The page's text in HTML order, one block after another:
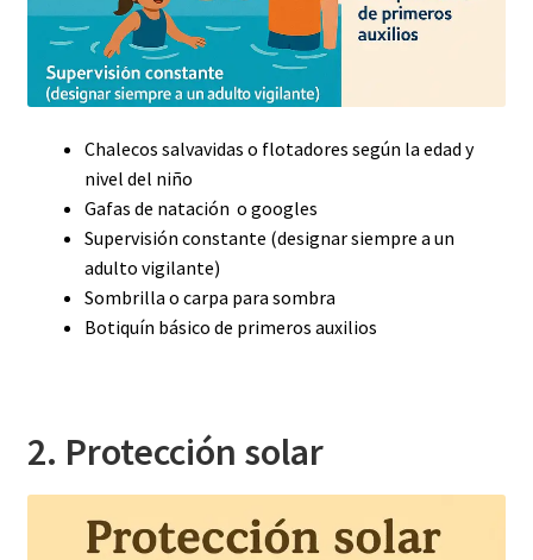
Chalecos salvavidas o flotadores según la edad y
nivel del niño
Gafas de natación o googles
Supervisión constante (designar siempre a un
adulto vigilante)
Sombrilla o carpa para sombra
Botiquín básico de primeros auxilios
2. Protección solar